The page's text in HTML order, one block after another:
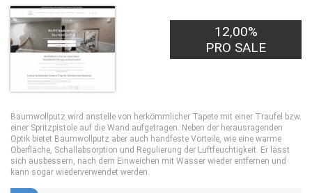
12,00%
PRO SALE
Baumwollputz wird anstelle von herkömmlicher Tapete mit einer Traufel bzw.
einer Spritzpistole auf die Wand aufgetragen. Neben der herausragenden
Optik bietet Baumwollputz aber auch handfeste Vorteile, wie eine warme
Oberfläche, Schallabsorption und Regulierung der Luftfeuchtigkeit. Er lässt
sich ausbessern, nach dem Einweichen mit Wasser wieder entfernen und
kann sogar wiederverwendet werden.